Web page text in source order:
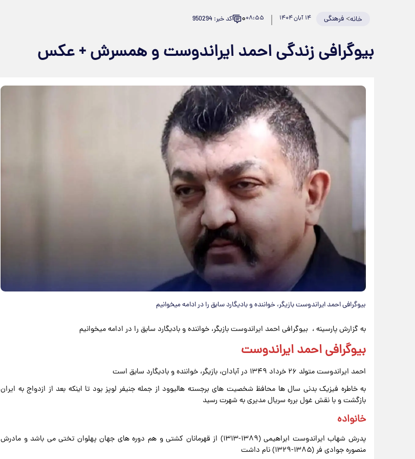
خانه>فرهنگی ۱۴ آبان ۱۴۰۴ ۰۸:۵۵۰ کد خبر: 950294
بیوگرافی زندگی احمد ایراندوست و همسرش + عکس
بیوگرافی احمد ایراندوست بازیگر، خواننده و بادیگارد سابق را در ادامه میخوانیم
به گزارش پارسینه ، بیوگرافی احمد ایراندوست بازیگر، خواننده و بادیگارد سابق را در ادامه میخوانیم
بیوگرافی احمد ایراندوست
احمد ایراندوست متولد ۲۶ خرداد ۱۳۴۹ در آبادان، بازیگر، خواننده و بادیگارد سابق است
به خاطره فیزیک بدنی سال ها محافظ شخصیت های برجسته هالیوود از جمله جنیفر لوپز بود تا اینکه بعد از ازدواج به ایران
بازگشت و با نقش غول برره سریال مدیری به شهرت رسید
خانواده
پدرش شهاب ایراندوست ابراهیمی (۱۳۸۹-۱۳۱۳) از قهرمانان کشتی و هم دوره های جهان پهلوان تختی می باشد و مادرش
منصوره جوادی فر (۱۳۸۵-۱۳۲۹) نام داشت